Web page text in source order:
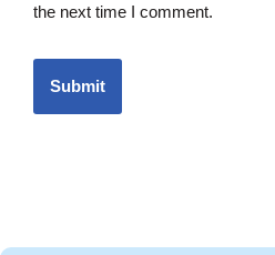
the next time I comment.